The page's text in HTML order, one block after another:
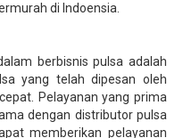
di Indoensia.
berbisnis pulsa adalah
yang telah dipesan oleh
Pelayanan yang prima
dengan distributor pulsa
memberikan pelayanan